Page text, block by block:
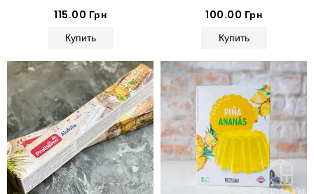
115.00 Грн
Купить
100.00 Грн
Купить